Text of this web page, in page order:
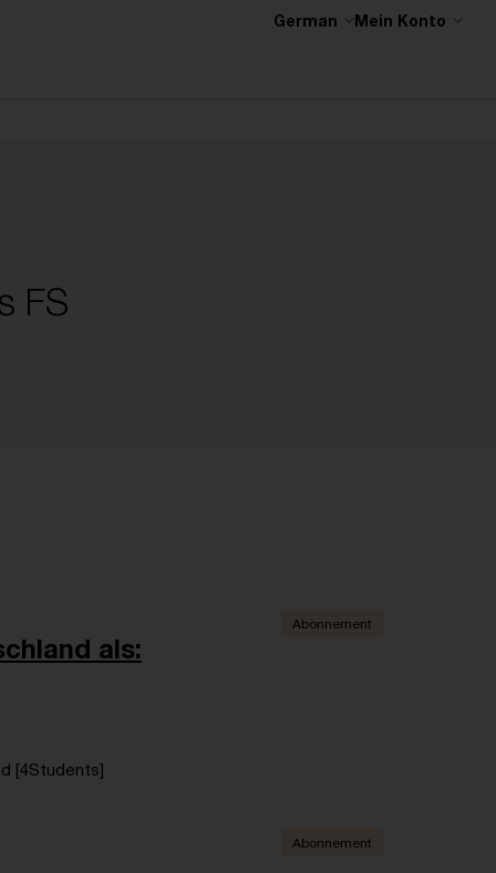
German Mein Konto
FS
als:
Abonnement
[4Students]
Abonnement